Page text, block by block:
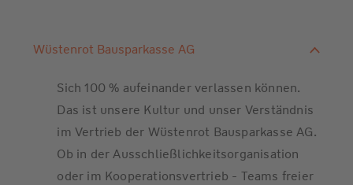
Wüstenrot Bausparkasse AG
Sich 100 % aufeinander verlassen können.
Das ist unsere Kultur und unser Verständnis
im Vertrieb der Wüstenrot Bausparkasse AG.
Ob in der Ausschließlichkeitsorganisation
oder im Kooperationsvertrieb - Teams freier